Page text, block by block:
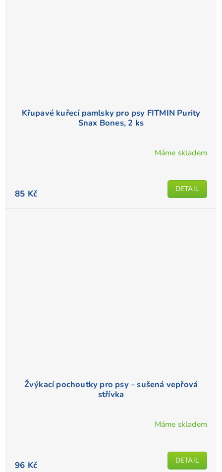
Křupavé kuřecí pamlsky pro psy FITMIN Purity
Snax Bones, 2 ks
Máme skladem
85 Kč DETAIL
Žvýkací pochoutky pro psy – sušená vepřová
střívka
Máme skladem
96 Kč DETAIL